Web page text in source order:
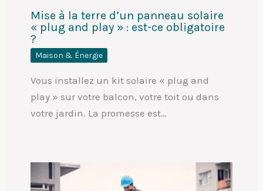
Mise à la terre d’un panneau solaire
« plug and play » : est-ce obligatoire
?
Maison & Énergie
Vous installez un kit solaire « plug and
play » sur votre balcon, votre toit ou dans
votre jardin. La promesse est…